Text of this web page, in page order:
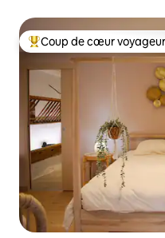
Coup de cœur voyageurs
Coup de cœur